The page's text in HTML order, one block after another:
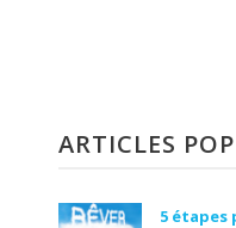
ARTICLES
5 étapes